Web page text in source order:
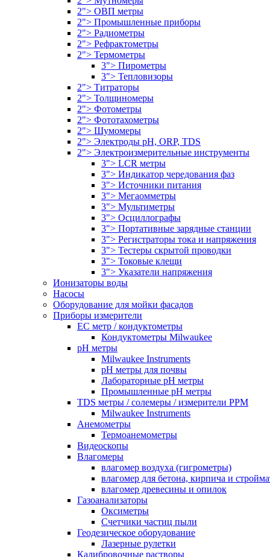
2"> ОВП метры
2"> Промышленные приборы
2"> Радиометры
2"> Рефрактометры
2"> Термометры
3"> Пирометры
3"> Тепловизоры
2"> Титраторы
2"> Толщиномеры
2"> Фотометры
2"> Фототахометры
2"> Шумомеры
2"> Электроды pH, ORP, TDS
2"> Электроизмерительные инструменты
3"> LCR метры
3"> Индикатор чередования фаз
3"> Источники питания
3"> Мегаомметры
3"> Мультиметры
3"> Осциллографы
3"> Портативные зарядные станции
3"> Регистраторы тока и напряжения
3"> Тестеры скрытой проводки
3"> Токовые клещи
3"> Указатели напряжения
Ионизаторы воды
Насосы
Оборудование для мойки фасадов
Приборы измерители
EC метр / кондуктометры
Кондуктометры Milwaukee
pH метры
Milwaukee Instruments
pH метры для почвы
Лабораторные pH метры
Промышленные pH метры
TDS метры / солемеры / измерители PPM
Milwaukee Instruments
Анемометры
Термоанемометры
Видеоскопы
Влагомеры
влагомер воздуха (гигрометры)
влагомер для бетона, кирпича и
влагомер древесины и опилок
Газоанализаторы
Оксиметры
Счетчики частиц пыли
Геодезическое оборудование
Лазерные рулетки
Калибровочные растворы